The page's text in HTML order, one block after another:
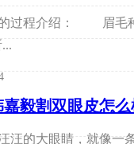
术，手术后需要住院。手术采用表皮
毅割双眼皮怎么
眼睛，就像一条清